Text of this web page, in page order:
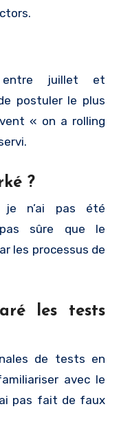
entre juillet et
postuler le plus
« on a rolling
?
n’ai pas été
sûre que le
les processus de
les tests
de tests en
avec le
pas fait de faux